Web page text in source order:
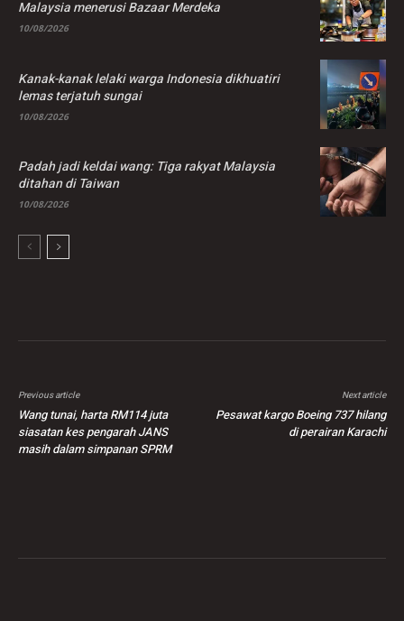
Malaysia menerusi Bazaar Merdeka
10/08/2026
Kanak-kanak lelaki warga Indonesia dikhuatiri
lemas terjatuh sungai
10/08/2026
Padah jadi keldai wang: Tiga rakyat Malaysia
ditahan di Taiwan
10/08/2026
Previous article
Wang tunai, harta RM114 juta
siasatan kes pengarah JANS
masih dalam simpanan SPRM
Next article
Pesawat kargo Boeing 737 hilang
di perairan Karachi